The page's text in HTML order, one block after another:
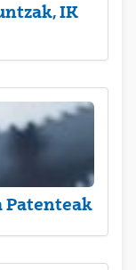
IK
Patenteak